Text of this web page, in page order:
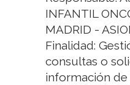
INFANTIL
MADRID -
Finalidad:
consultas o
información de